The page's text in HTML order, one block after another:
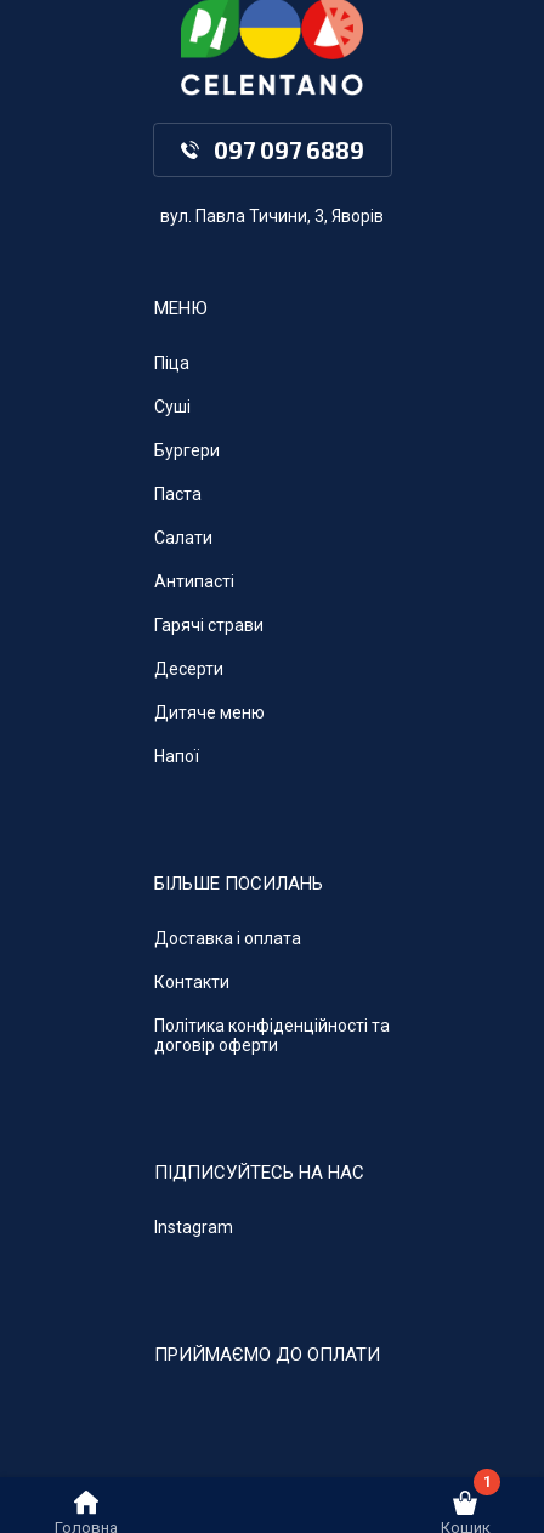
1
097 097 6889
вул. Павла Тичини, 3, Яворів
МЕНЮ
Піца
Суші
Бургери
Паста
Салати
Антипасті
Гарячі страви
Десерти
Дитяче меню
Напої
БІЛЬШЕ ПОСИЛАНЬ
Доставка і оплата
Контакти
Політика конфіденційності та
договір оферти
ПІДПИСУЙТЕСЬ НА НАС
Instagram
ПРИЙМАЄМО ДО ОПЛАТИ